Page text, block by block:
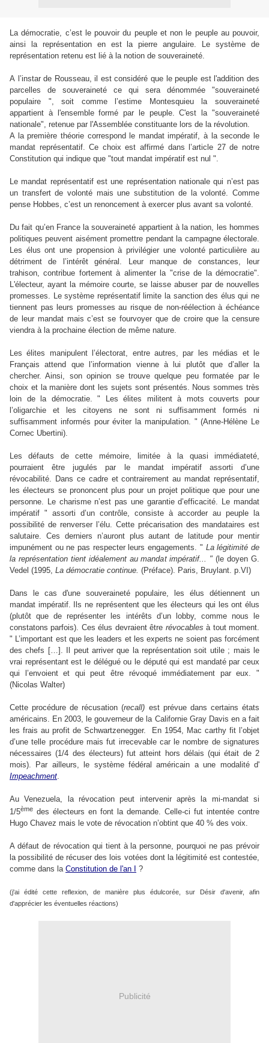
La démocratie, c’est le pouvoir du peuple et non le peuple au pouvoir,
ainsi la représentation en est la pierre angulaire. Le système de
représentation retenu est lié à la notion de souveraineté.
A l’instar de Rousseau, il est considéré que le peuple est l'addition des
parcelles de souveraineté ce qui sera dénommée "souveraineté
populaire ", soit comme l’estime Montesquieu la souveraineté
appartient à l'ensemble formé par le peuple. C'est la "souveraineté
nationale", retenue par l'Assemblée constituante lors de la révolution.
A la première théorie correspond le mandat impératif, à la seconde le
mandat représentatif. Ce choix est affirmé dans l’article 27 de notre
Constitution qui indique que "tout mandat impératif est nul ".
Le mandat représentatif est une représentation nationale qui n’est pas
un transfert de volonté mais une substitution de la volonté. Comme
pense Hobbes, c’est un renoncement à exercer plus avant sa volonté.
Du fait qu’en France la souveraineté appartient à la nation, les hommes
politiques peuvent aisément promettre pendant la campagne électorale.
Les élus ont une propension à privilégier une volonté particulière au
détriment de l’intérêt général. Leur manque de constances, leur
trahison, contribue fortement à alimenter la "crise de la démocratie".
L'électeur, ayant la mémoire courte, se laisse abuser par de nouvelles
promesses. Le système représentatif limite la sanction des élus qui ne
tiennent pas leurs promesses au risque de non-réélection à échéance
de leur mandat mais c’est se fourvoyer que de croire que la censure
viendra à la prochaine élection de même nature.
Les élites manipulent l’électorat, entre autres, par les médias et le
Français attend que l’information vienne à lui plutôt que d’aller la
chercher. Ainsi, son opinion se trouve quelque peu formatée par le
choix et la manière dont les sujets sont présentés. Nous sommes très
loin de la démocratie. " Les élites militent à mots couverts pour
l’oligarchie et les citoyens ne sont ni suffisamment formés ni
suffisamment informés pour éviter la manipulation. " (Anne-Hélène Le
Cornec Ubertini).
Les défauts de cette mémoire, limitée à la quasi immédiateté,
pourraient être jugulés par le mandat impératif assorti d’une
révocabilité. Dans ce cadre et contrairement au mandat représentatif,
les électeurs se prononcent plus pour un projet politique que pour une
personne. Le charisme n’est pas une garantie d’efficacité. Le mandat
impératif " assorti d’un contrôle, consiste à accorder au peuple la
possibilité de renverser l’élu. Cette précarisation des mandataires est
salutaire. Ces derniers n’auront plus autant de latitude pour mentir
impunément ou ne pas respecter leurs engagements. " La légitimité de
la représentation tient idéalement au mandat impératif... " (le doyen G.
Vedel (1995, La démocratie continue. (Préface). Paris, Bruylant. p.VI)
Dans le cas d'une souveraineté populaire, les élus détiennent un
mandat impératif. Ils ne représentent que les électeurs qui les ont élus
(plutôt que de représenter les intérêts d’un lobby, comme nous le
constatons parfois). Ces élus devraient être révocables à tout moment.
" L’important est que les leaders et les experts ne soient pas forcément
des chefs […]. Il peut arriver que la représentation soit utile ; mais le
vrai représentant est le délégué ou le député qui est mandaté par ceux
qui l’envoient et qui peut être révoqué immédiatement par eux. "
(Nicolas Walter)
Cette procédure de récusation (recall) est prévue dans certains états
américains. En 2003, le gouverneur de la Californie Gray Davis en a fait
les frais au profit de Schwartzenegger.
En 1954, Mac carthy fit l’objet
d’une telle procédure mais fut irrecevable car le nombre de signatures
nécessaires (1/4 des électeurs) fut atteint hors délais (qui était de 2
mois).
Par ailleurs, le système fédéral américain a une modalité d'
Impeachment.
Au Venezuela, la révocation peut intervenir après la mi-mandat si
1/5ème des électeurs en font la demande. Celle-ci fut intentée contre
Hugo Chavez mais le vote de révocation n’obtint que 40 % des voix.
A défaut de révocation qui tient à la personne, pourquoi ne pas prévoir
la possibilité de récuser des lois votées dont la légitimité est contestée,
comme dans la Constitution de l'an I ?
(j'ai édité cette reflexion, de manière plus édulcorée, sur Désir d'avenir, afin
d'apprécier les éventuelles réactions)
Publicité